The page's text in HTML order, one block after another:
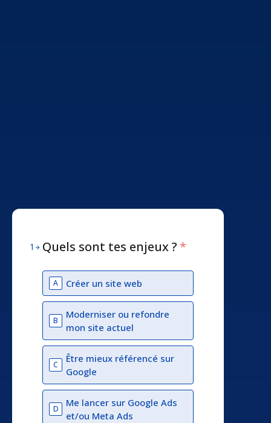
1 Quels sont tes enjeux ? *
A Créer un site web
B
Moderniser ou refondre
mon site actuel
C
Être mieux référencé sur
Google
D
Me lancer sur Google Ads
et/ou Meta Ads